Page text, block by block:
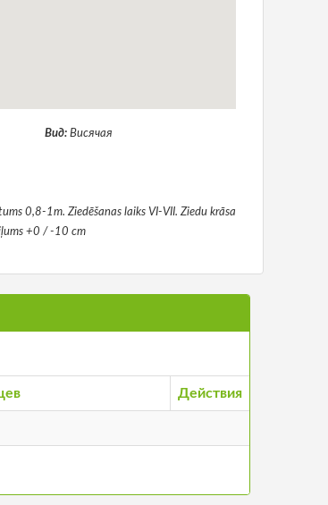
Вид: Висячая
0,8-1m. Ziedēšanas laiks VI-VII. Ziedu krāsa
+0 / -10 cm
Действия